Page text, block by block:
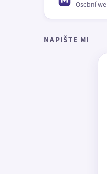
Osobní
NAPIŠTE MI